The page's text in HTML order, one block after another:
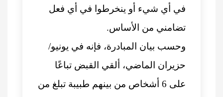
في أي شيء أو ينخرطوا في أي فعل
تضامني من الأساس.
وحسب بيان المبادرة، فإنه في يونيو/
حزيران الماضي، ألقي القبض تباعًا
على 6 أشخاص من بينهم طبيبة تبلغ من